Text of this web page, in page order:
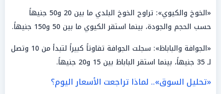
«الخوخ والكيوي»: تراوح الخوخ البلدي ما بين 20 و50 جنيهاً
حسب الحجم والجودة، بينما استقر الكيوي ما بين 50 و150 جنيهاً.
«الجوافة والباباظ»: سجلت الجوافة تفاوتاً كبيراً لتبدأ من 10 وتصل
لـ 35 جنيهاً، بينما استقر الباباظ بين 15 و20 جنيهاً.
«تحليل السوق».. لماذا تراجعت الأسعار اليوم؟